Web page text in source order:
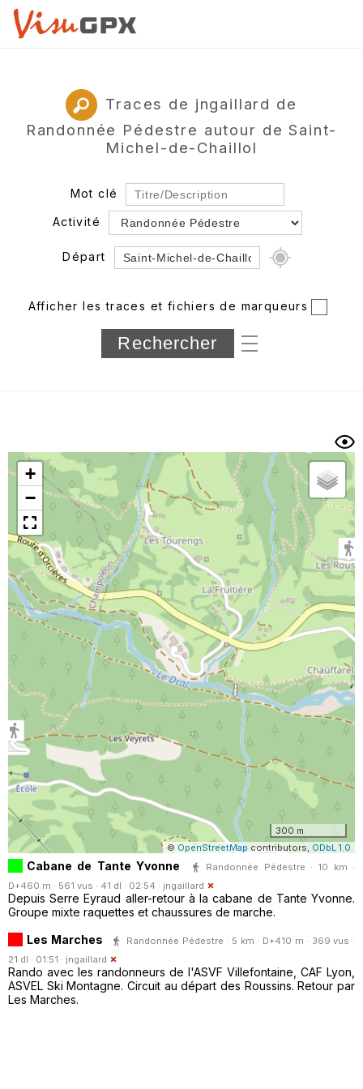
Traces de jngaillard de
Randonnée Pédestre autour de Saint-
Michel-de-Chaillol
Mot clé
Activité
Départ
Département
Longueur min/max
Trier par
Horodatage Photos
Afficher les traces et fichiers de marqueurs
+
−
300 m
© OpenStreetMap contributors, ODbL 1.0
Cabane de Tante Yvonne
Randonnée Pédestre · 10 km ·
D+460 m · 561 vus · 41 dl · 02:54 · jngaillard
Depuis Serre Eyraud aller-retour à la cabane de Tante Yvonne.
Groupe mixte raquettes et chaussures de marche.
Les Marches
Randonnée Pédestre · 5 km · D+410 m · 369 vus ·
21 dl · 01:51 · jngaillard
Rando avec les randonneurs de l'ASVF Villefontaine, CAF Lyon,
ASVEL Ski Montagne. Circuit au départ des Roussins. Retour par
Les Marches.